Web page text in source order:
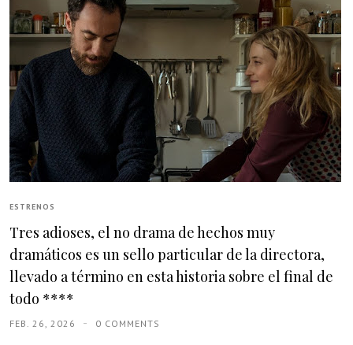
ESTRENOS
Tres adioses, el no drama de hechos muy
dramáticos es un sello particular de la directora,
llevado a término en esta historia sobre el final de
todo ****
FEB. 26, 2026 0 COMMENTS